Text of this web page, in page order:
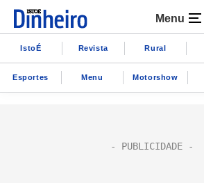
Menu
IstoÉ Revista Rural
Esportes Menu Motorshow